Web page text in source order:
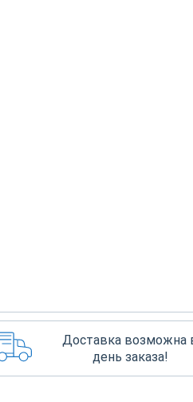
Доставка возможна
день заказа!